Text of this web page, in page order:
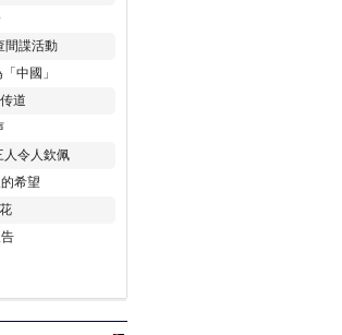
間諜活動
中國」
道
人令人欽佩
希望